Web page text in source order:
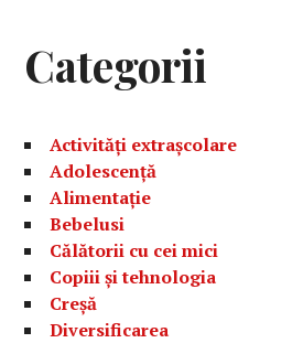
Categorii
Activități extrașcolare
Adolescență
Alimentație
Bebelusi
Călătorii cu cei mici
Copiii și tehnologia
Creșă
Diversificarea